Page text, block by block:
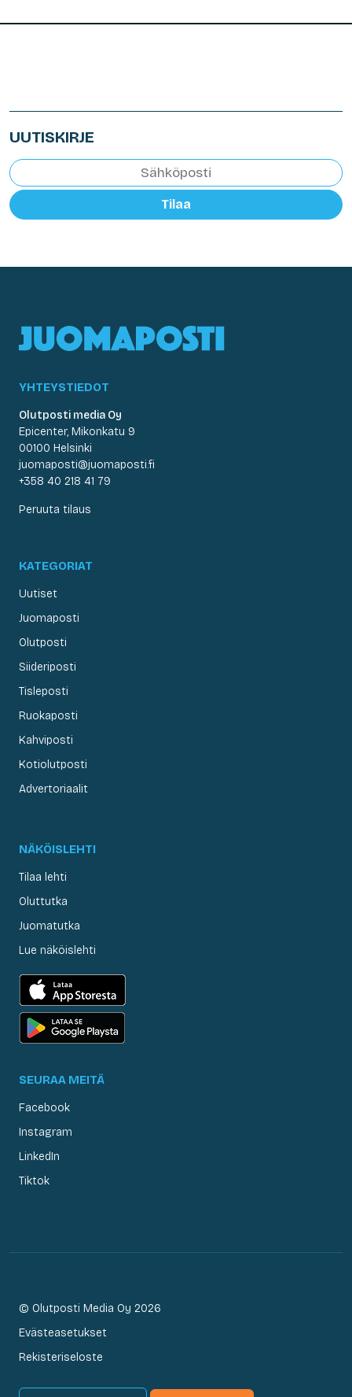
UUTISKIRJE
Tilaa
YHTEYSTIEDOT
Olutposti media Oy
Epicenter, Mikonkatu 9
00100 Helsinki
juomaposti@juomaposti.fi
+358 40 218 41 79
Peruuta tilaus
KATEGORIAT
Uutiset
Juomaposti
Olutposti
Siideriposti
Tisleposti
Ruokaposti
Kahviposti
Kotiolutposti
Advertoriaalit
NÄKÖISLEHTI
Tilaa lehti
Oluttutka
Juomatutka
Lue näköislehti
SEURAA MEITÄ
Facebook
Instagram
LinkedIn
Tiktok
© Olutposti Media Oy 2026
Evästeasetukset
Rekisteriseloste